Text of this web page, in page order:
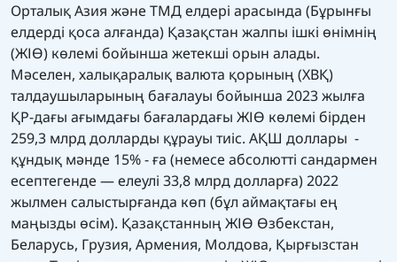
Орталық Азия және ТМД елдері арасында (Бұрынғы
елдерді қоса алғанда) Қазақстан жалпы ішкі өнімнің
(ЖІӨ) көлемі бойынша жетекші орын алады.
Мәселен, халықаралық валюта қорының (ХВҚ)
талдаушыларының бағалауы бойынша 2023 жылға
ҚР-дағы ағымдағы бағалардағы ЖІӨ көлемі бірден
259,3 млрд долларды құрауы тиіс. АҚШ доллары -
құндық мәнде 15% - ға (немесе абсолютті сандармен
есептегенде — елеулі 33,8 млрд долларға) 2022
жылмен салыстырғанда көп (бұл аймақтағы ең
маңызды өсім). Қазақстанның ЖІӨ Өзбекстан,
Беларусь, Грузия, Армения, Молдова, Қырғызстан